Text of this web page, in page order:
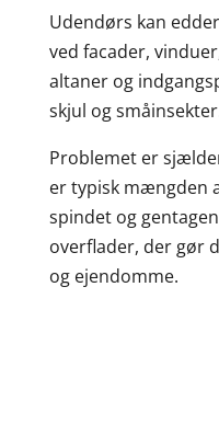
Udendørs kan
ved facader,
altaner og
skjul og
Problemet er
er typisk mængden
spindet og
overflader, der gør
og ejendomme.